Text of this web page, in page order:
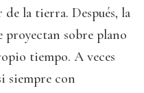
la tierra. Después, la
proyectan sobre plano
tiempo. A veces
siempre con